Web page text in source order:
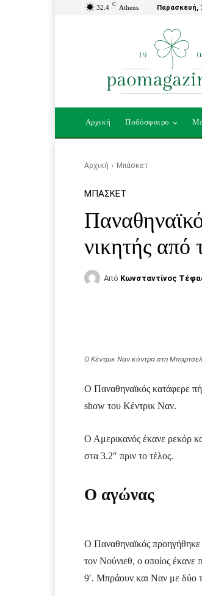
32.4 C Athens Παρασκευή,
Αρχική Ποδόσφαιρο
Αρχική Μπάσκετ
ΜΠΆΣΚΕΤ
νικητής
Από Κωνσταντίνος
Ο Κέντρικ Ναν κόντρα στη
Ο Παναθηναϊκός κατάφερε
show του Κέντρικ Ναν.
Ο Αμερικανός έκανε ρεκόρ
στα 3.2″ πριν το τέλος.
Ο αγώνας
Ο Παναθηναϊκός
τον Νούνιεθ, ο οποίος
9′. Μπράουν και Ναν με δύο